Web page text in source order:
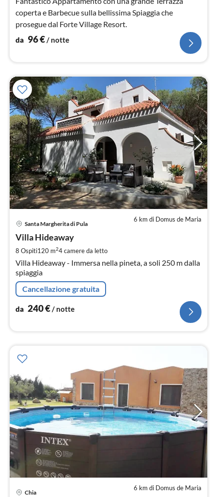
coperta e Barbecue sulla bellissima Spiaggia che
prosegue dal Forte Village Resort.
da 96€/ notte
6 km di Domus de Maria
Santa Margherita di Pula
Villa Hideaway
8 Ospiti120 m24camere da letto
Villa Hideaway - Immersa nella pineta, a soli 250 m dalla
spiaggia
Cancellazione gratuita
da 240€ / notte
6 km di Domus de Maria
Chia